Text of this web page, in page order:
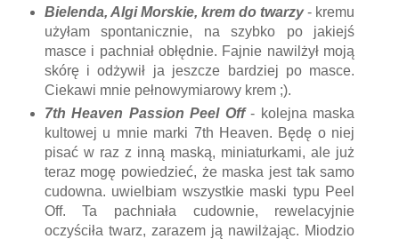
Bielenda, Algi Morskie, krem do twarzy- kremu
użyłam spontanicznie, na szybko po jakiejś
masce i pachniał obłędnie. Fajnie nawilżył moją
skórę i odżywił ja jeszcze bardziej po masce.
Ciekawi mnie pełnowymiarowy krem ;).
7th Heaven Passion Peel Off- kolejna maska
kultowej u mnie marki 7th Heaven. Będę o niej
pisać w raz z inną maską, miniaturkami, ale już
teraz mogę powiedzieć, że maska jest tak samo
cudowna. uwielbiam wszystkie maski typu Peel
Off. Ta pachniała cudownie, rewelacyjnie
oczyściła twarz, zarazem ją nawilżając. Miodzio